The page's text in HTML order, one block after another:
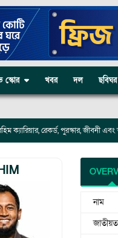
স্কোর খবর দল ছবিঘর
ক্যারিয়ার, রেকর্ড, পুরস্কার, জীবনী
নাম